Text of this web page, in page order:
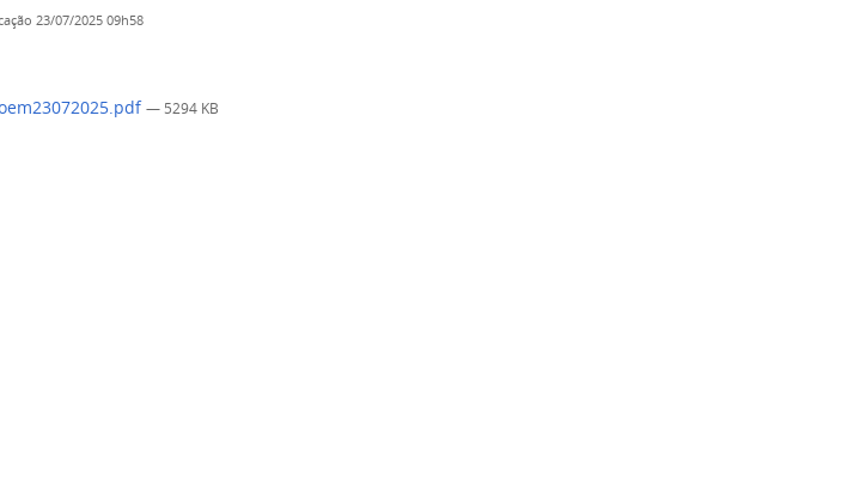
23/07/2025 09h58
— 5294 KB